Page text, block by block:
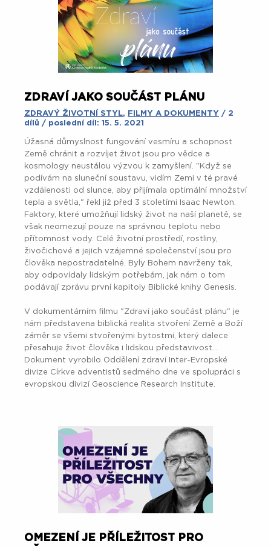
ZDRAVÍ JAKO SOUČÁST PLÁNU
ZDRAVÝ ŽIVOTNÍ STYL, FILMY A DOKUMENTY / 2
dílů / poslední díl: 15. 5. 2021
Úžasná důmyslnost fungování vesmíru a schopnost
Země chránit a rozvíjet život jsou pro vědce a
kosmology neustálou výzvou k zamyšlení. "Když se
podívám na sluneční soustavu, vidím Zemi v té pravé
vzdálenosti od slunce, aby přijímala optimální množství
tepla a světla," řekl již před 3 stoletími Isaac Newton.
Faktory, které umožňují lidský život na naší planetě, se
však neomezují pouze na správnou teplotu nebo
přítomnost vody. Celé životní prostředí, rostliny,
živočichové a jejich vzájemné společenství jsou pro
člověka nepostradatelné. Byly Bohem navrženy tak,
aby odpovídaly lidským potřebám, jak nám o tom
podávají zprávu první kapitoly Biblické knihy Genesis.
V dokumentárním filmu "Zdraví jako součást plánu" je
nám představena biblická realita stvoření Země a Boží
záměr se všemi stvořenými bytostmi, který dalece
přesahuje život člověka i lidskou představivost...
Dokument vyrobilo Oddělení zdraví Inter-Evropské
divize Církve adventistů sedmého dne ve spolupráci s
evropskou divizí Geoscience Research Institute.
OMEZENÍ JE PŘÍLEŽITOST PRO